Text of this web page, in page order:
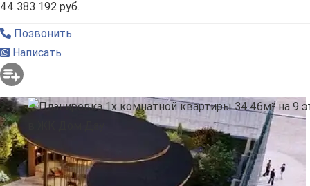
44 383 192 руб.
Позвонить
Написать